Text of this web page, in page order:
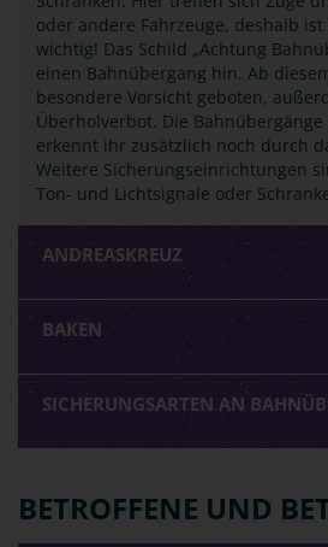
oder andere Fahrzeuge, deshalb
wichtig! Das Schild „Achtung
einen Bahnübergang hin. Ab
besondere Vorsicht geboten,
Überholverbot. Die
erkennt ihr zusätzlich noch durch
Weitere Sicherungseinrichtungen
Ton- und Lichtsignale oder
ANDREASKREUZ
BAKEN
SICHERUNGSARTEN AN
BETROFFENE UND